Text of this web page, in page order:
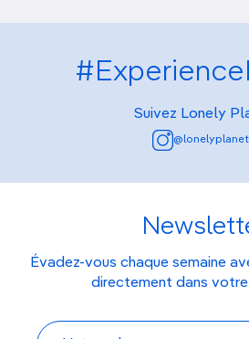
Suivez Lonely
Évadez-vous chaque semaine
directement dans